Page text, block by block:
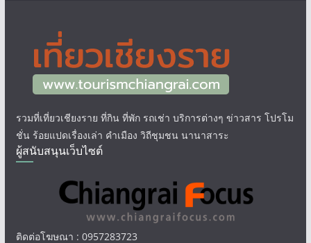
รวมที่เที่ยวเชียงราย ที่กิน ที่พัก รถเช่า บริการต่างๆ ข่าวสาร โปรโม
ชั่น ร้อยแปดเรื่องเล่า คำเมือง วิถีชุมชน นานาสาระ
ผู้สนับสนุนเว็บไซต์
ติดต่อโฆษณา : 0957283723